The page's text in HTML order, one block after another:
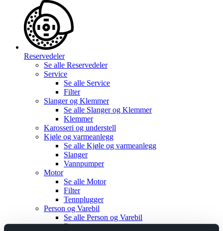
Reservedeler
Se alle Reservedeler
Service
Se alle Service
Filter
Slanger og Klemmer
Se alle Slanger og Klemmer
Klemmer
Karosseri og understell
Kjøle og varmeanlegg
Se alle Kjøle og varmeanlegg
Slanger
Vannpumper
Motor
Se alle Motor
Filter
Tennplugger
Person og Varebil
Se alle Person og Varebil
Brems